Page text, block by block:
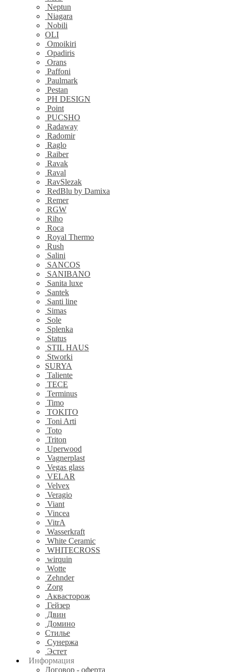
Neptun
Niagara
Nobili
OLI
Omoikiri
Opadiris
Orans
Paffoni
Paulmark
Pestan
PH DESIGN
Point
PUCSHO
Radaway
Radomir
Raglo
Raiber
Ravak
Raval
RavSlezak
RedBlu by Damixa
Remer
RGW
Riho
Roca
Royal Thermo
Rush
Salini
SANCOS
SANIBANO
Sanita luxe
Santek
Santi line
Simas
Sole
Splenka
Status
STIL HAUS
Stworki
SURYA
Taliente
TECE
Terminus
Timo
TOKITO
Toni Arti
Toto
Triton
Uperwood
Vagnerplast
Vegas glass
VELAR
Velvex
Veragio
Viant
Vincea
VitrA
Wasserkraft
White Ceramic
WHITECROSS
wirquin
Wotte
Zehnder
Zorg
Аквасторож
Гейзер
Двин
Домино
Стилье
Сунержа
Эстет
Информация
Договор - оферта